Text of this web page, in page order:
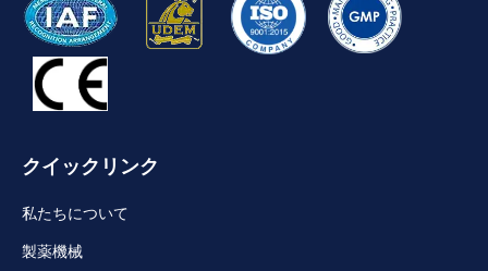
クイックリンク
私たちについて
製薬機械